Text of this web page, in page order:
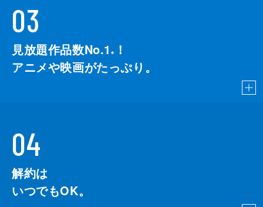
03
見放題作品数No.1 ※
！
アニメや映画がたっぷり。
04
解約は
いつでもOK。